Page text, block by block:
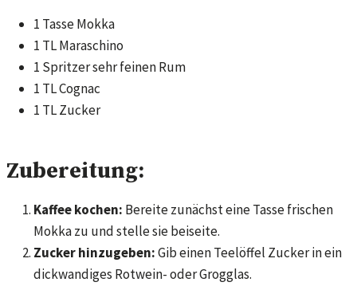
1 Tasse Mokka
1 TL Maraschino
1 Spritzer sehr feinen Rum
1 TL Cognac
1 TL Zucker
Zubereitung:
Kaffee kochen: Bereite zunächst eine Tasse frischen
Mokka zu und stelle sie beiseite.
Zucker hinzugeben:Gib einen Teelöffel Zucker in ein
dickwandiges Rotwein- oder Grogglas.